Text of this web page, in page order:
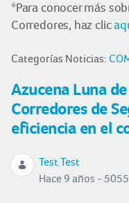
*Para conocer más
Corredores, haz clic
Categorías Noticias:
Azucena Luna
Corredores de
eficiencia en el
Test Test
Hace 9 años -